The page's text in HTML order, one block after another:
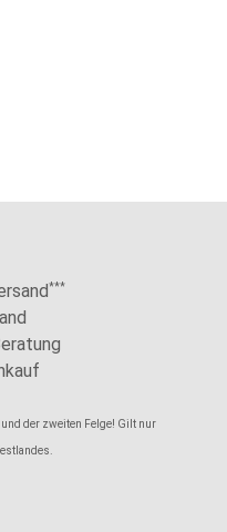
***
der zweiten Felge! Gilt nur